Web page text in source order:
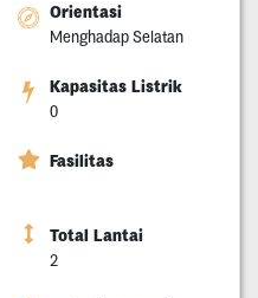
Orientasi
Menghadap Selatan
Kapasitas Listrik
0
Fasilitas
Total Lantai
2